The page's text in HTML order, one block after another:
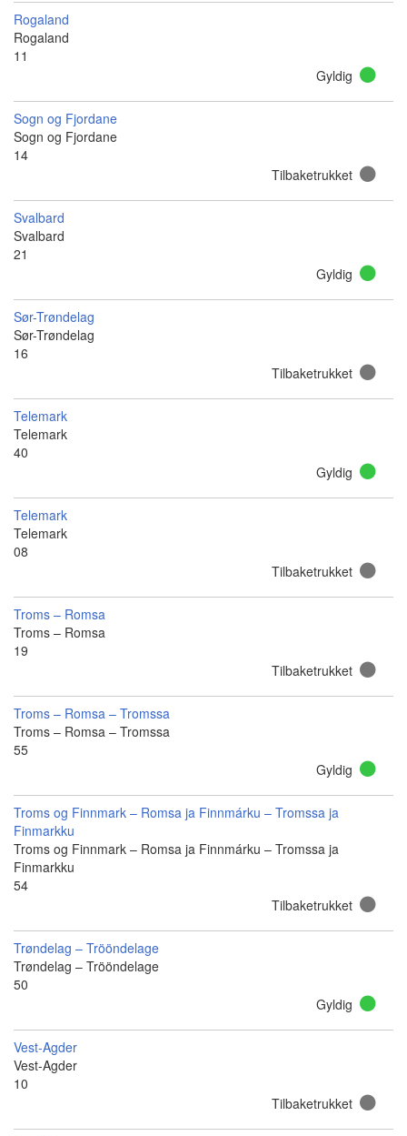
Rogaland
Rogaland
11
Gyldig
Sogn og Fjordane
Sogn og Fjordane
14
Tilbaketrukket
Svalbard
Svalbard
21
Gyldig
Sør-Trøndelag
Sør-Trøndelag
16
Tilbaketrukket
Telemark
Telemark
40
Gyldig
Telemark
Telemark
08
Tilbaketrukket
Troms – Romsa
Troms – Romsa
19
Tilbaketrukket
Troms – Romsa – Tromssa
Troms – Romsa – Tromssa
55
Gyldig
Troms og Finnmark – Romsa ja Finnmárku – Tromssa ja
Finmarkku
Troms og Finnmark – Romsa ja Finnmárku – Tromssa ja
Finmarkku
54
Tilbaketrukket
Trøndelag – Trööndelage
Trøndelag – Trööndelage
50
Gyldig
Vest-Agder
Vest-Agder
10
Tilbaketrukket